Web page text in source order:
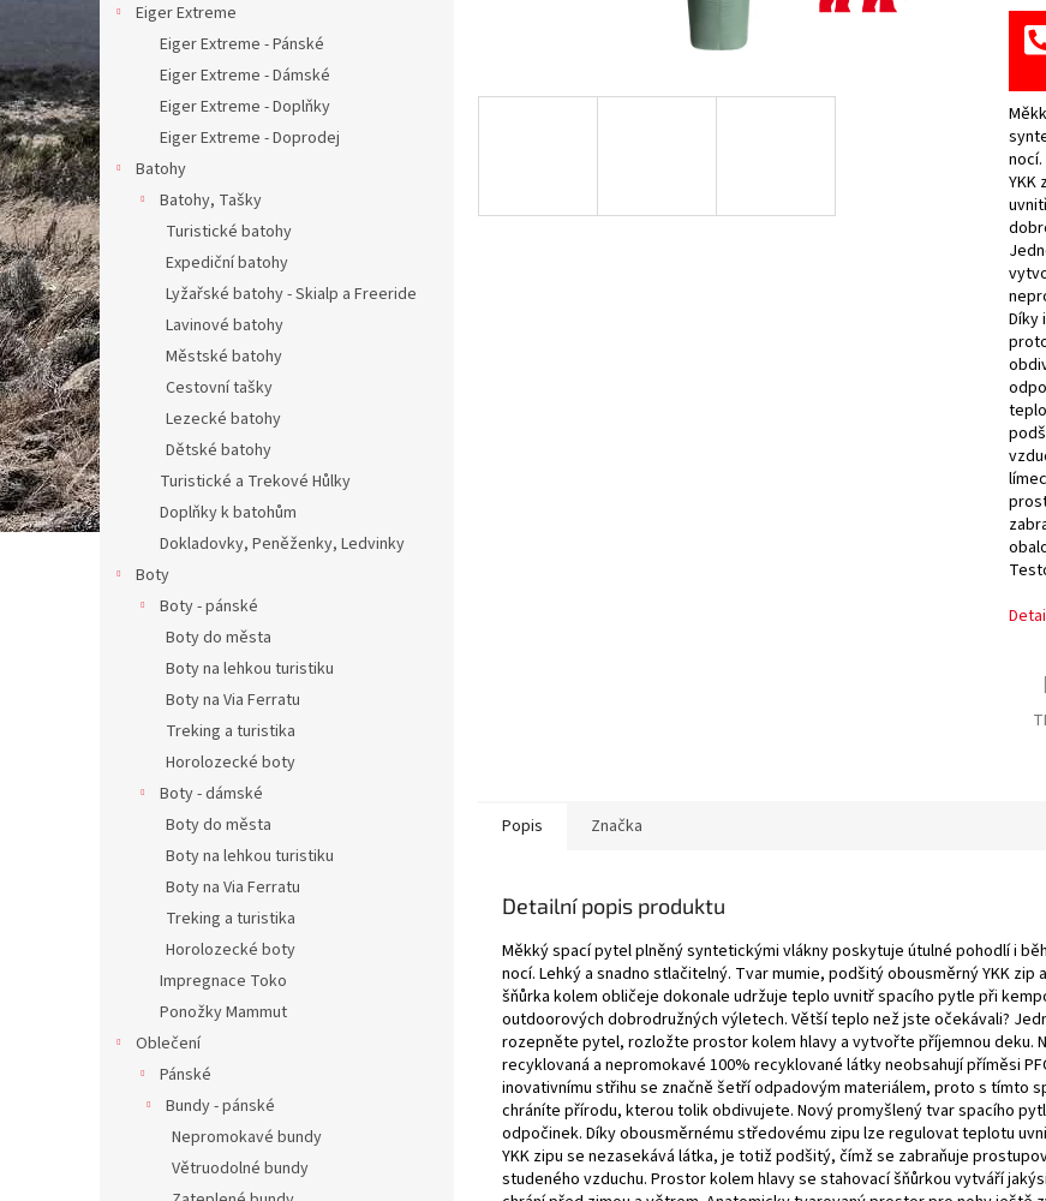
Eiger Extreme
Eiger Extreme - Pánské
Eiger Extreme - Dámské
Eiger Extreme - Doplňky
Eiger Extreme - Doprodej
Batohy
Batohy, Tašky
Turistické batohy
Expediční batohy
Lyžařské batohy - Skialp a Freeride
Lavinové batohy
Městské batohy
Cestovní tašky
Lezecké batohy
Dětské batohy
Turistické a Trekové Hůlky
Doplňky k batohům
Dokladovky, Peněženky, Ledvinky
Boty
Boty - pánské
Boty do města
Boty na lehkou turistiku
Boty na Via Ferratu
Treking a turistika
Horolozecké boty
Boty - dámské
Boty do města
Boty na lehkou turistiku
Boty na Via Ferratu
Treking a turistika
Horolozecké boty
Impregnace Toko
Ponožky Mammut
Oblečení
Pánské
Bundy - pánské
Nepromokavé bundy
Větruodolné bundy
YKK
Díky
Popis Značka
Detailní popis produktu
Měkký spací pytel plněný syntetickými vlákny poskytuje útulné pohodlí i
nocí. Lehký a snadno stlačitelný. Tvar mumie, podšitý obousměrný YKK zip
šňůrka kolem obličeje dokonale udržuje teplo uvnitř spacího pytle při
outdoorových dobrodružných výletech. Větší teplo než jste očekávali?
rozepněte pytel, rozložte prostor kolem hlavy a vytvořte příjemnou deku.
recyklovaná a nepromokavé 100% recyklované látky neobsahují příměsi
inovativnímu střihu se značně šetří odpadovým materiálem, proto s tímto
chráníte přírodu, kterou tolik obdivujete. Nový promyšlený tvar spacího
odpočinek. Díky obousměrnému středovému zipu lze regulovat teplotu
YKK zipu se nezasekává látka, je totiž podšitý, čímž se zabraňuje
studeného vzduchu. Prostor kolem hlavy se stahovací šňůrkou vytváří